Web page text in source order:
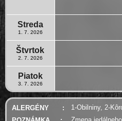
Streda
1. 7. 2026
Štvrtok
2. 7. 2026
Piatok
3. 7. 2026
ALERGÉNY :
1-Obilniny, 2-